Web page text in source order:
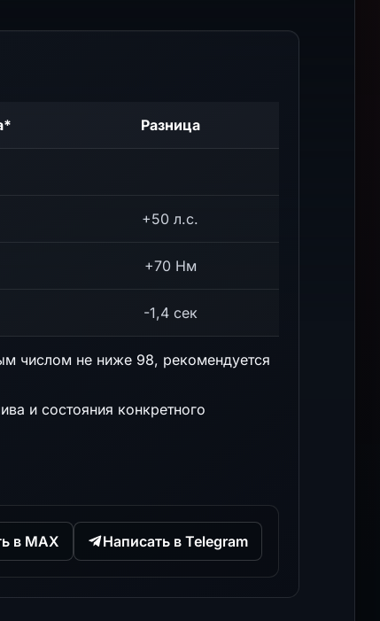
Разница
+50 л.с.
+70 Нм
-1,4 сек
числом не ниже 98, рекомендуется
и состояния конкретного
в MAX Написать в Telegram